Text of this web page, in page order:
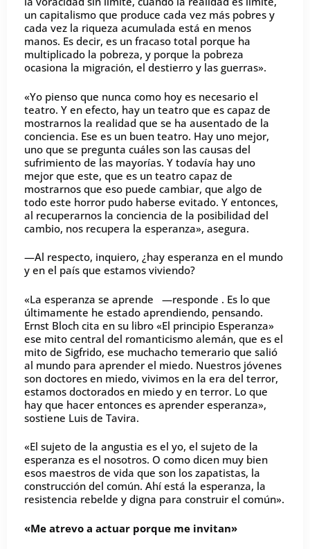
un capitalismo que produce cada vez más pobres y
cada vez la riqueza acumulada está en menos
manos. Es decir, es un fracaso total porque ha
multiplicado la pobreza, y porque la pobreza
ocasiona la migración, el destierro y las guerras».
«Yo pienso que nunca como hoy es necesario el
teatro. Y en efecto, hay un teatro que es capaz de
mostrarnos la realidad que se ha ausentado de la
conciencia. Ese es un buen teatro. Hay uno mejor,
uno que se pregunta cuáles son las causas del
sufrimiento de las mayorías. Y todavía hay uno
mejor que este, que es un teatro capaz de
mostrarnos que eso puede cambiar, que algo de
todo este horror pudo haberse evitado. Y entonces,
al recuperarnos la conciencia de la posibilidad del
cambio, nos recupera la esperanza», asegura.
—Al respecto, inquiero, ¿hay esperanza en el mundo
y en el país que estamos viviendo?
«La esperanza se aprende —responde . Es lo que
últimamente he estado aprendiendo, pensando.
Ernst Bloch cita en su libro «El principio Esperanza»
ese mito central del romanticismo alemán, que es el
mito de Sigfrido, ese muchacho temerario que salió
al mundo para aprender el miedo. Nuestros jóvenes
son doctores en miedo, vivimos en la era del terror,
estamos doctorados en miedo y en terror. Lo que
hay que hacer entonces es aprender esperanza»,
sostiene Luis de Tavira.
«El sujeto de la angustia es el yo, el sujeto de la
esperanza es el nosotros. O como dicen muy bien
esos maestros de vida que son los zapatistas, la
construcción del común. Ahí está la esperanza, la
resistencia rebelde y digna para construir el común».
«Me atrevo a actuar porque me invitan»